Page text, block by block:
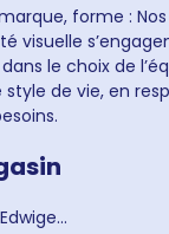
forme :
visuelle
le choix de
de vie, en